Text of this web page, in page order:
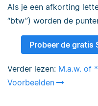
Als je een afkorting
“btw”) worden de
Probeer de gratis
Verder lezen: M.a.w. of
Voorbeelden